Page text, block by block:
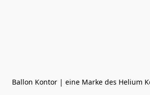
Ballon Kontor | eine Marke des Helium